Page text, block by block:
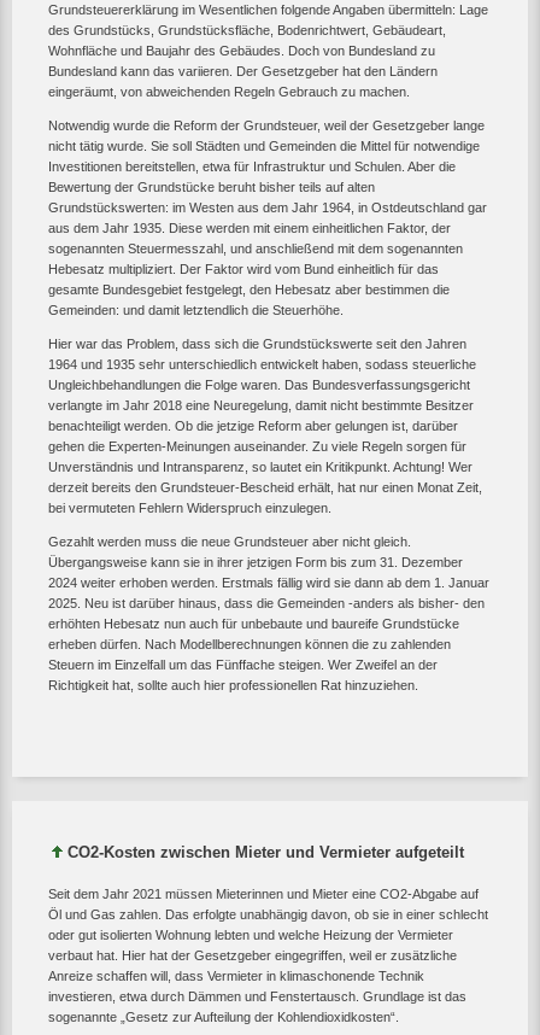
Grundsteuererklärung im Wesentlichen folgende Angaben übermitteln: Lage
des Grundstücks, Grundstücksfläche, Bodenrichtwert, Gebäudeart,
Wohnfläche und Baujahr des Gebäudes. Doch von Bundesland zu
Bundesland kann das variieren. Der Gesetzgeber hat den Ländern
eingeräumt, von abweichenden Regeln Gebrauch zu machen.
Notwendig wurde die Reform der Grundsteuer, weil der Gesetzgeber lange
nicht tätig wurde. Sie soll Städten und Gemeinden die Mittel für notwendige
Investitionen bereitstellen, etwa für Infrastruktur und Schulen. Aber die
Bewertung der Grundstücke beruht bisher teils auf alten
Grundstückswerten: im Westen aus dem Jahr 1964, in Ostdeutschland gar
aus dem Jahr 1935. Diese werden mit einem einheitlichen Faktor, der
sogenannten Steuermesszahl, und anschließend mit dem sogenannten
Hebesatz multipliziert. Der Faktor wird vom Bund einheitlich für das
gesamte Bundesgebiet festgelegt, den Hebesatz aber bestimmen die
Gemeinden: und damit letztendlich die Steuerhöhe.
Hier war das Problem, dass sich die Grundstückswerte seit den Jahren
1964 und 1935 sehr unterschiedlich entwickelt haben, sodass steuerliche
Ungleichbehandlungen die Folge waren. Das Bundesverfassungsgericht
verlangte im Jahr 2018 eine Neuregelung, damit nicht bestimmte Besitzer
benachteiligt werden. Ob die jetzige Reform aber gelungen ist, darüber
gehen die Experten-Meinungen auseinander. Zu viele Regeln sorgen für
Unverständnis und Intransparenz, so lautet ein Kritikpunkt. Achtung! Wer
derzeit bereits den Grundsteuer-Bescheid erhält, hat nur einen Monat Zeit,
bei vermuteten Fehlern Widerspruch einzulegen.
Gezahlt werden muss die neue Grundsteuer aber nicht gleich.
Übergangsweise kann sie in ihrer jetzigen Form bis zum 31. Dezember
2024 weiter erhoben werden. Erstmals fällig wird sie dann ab dem 1. Januar
2025. Neu ist darüber hinaus, dass die Gemeinden -anders als bisher- den
erhöhten Hebesatz nun auch für unbebaute und baureife Grundstücke
erheben dürfen. Nach Modellberechnungen können die zu zahlenden
Steuern im Einzelfall um das Fünffache steigen. Wer Zweifel an der
Richtigkeit hat, sollte auch hier professionellen Rat hinzuziehen.
CO2-Kosten zwischen Mieter und Vermieter aufgeteilt
Seit dem Jahr 2021 müssen Mieterinnen und Mieter eine CO2-Abgabe auf
Öl und Gas zahlen. Das erfolgte unabhängig davon, ob sie in einer schlecht
oder gut isolierten Wohnung lebten und welche Heizung der Vermieter
verbaut hat. Hier hat der Gesetzgeber eingegriffen, weil er zusätzliche
Anreize schaffen will, dass Vermieter in klimaschonende Technik
investieren, etwa durch Dämmen und Fenstertausch. Grundlage ist das
sogenannte „Gesetz zur Aufteilung der Kohlendioxidkosten“.